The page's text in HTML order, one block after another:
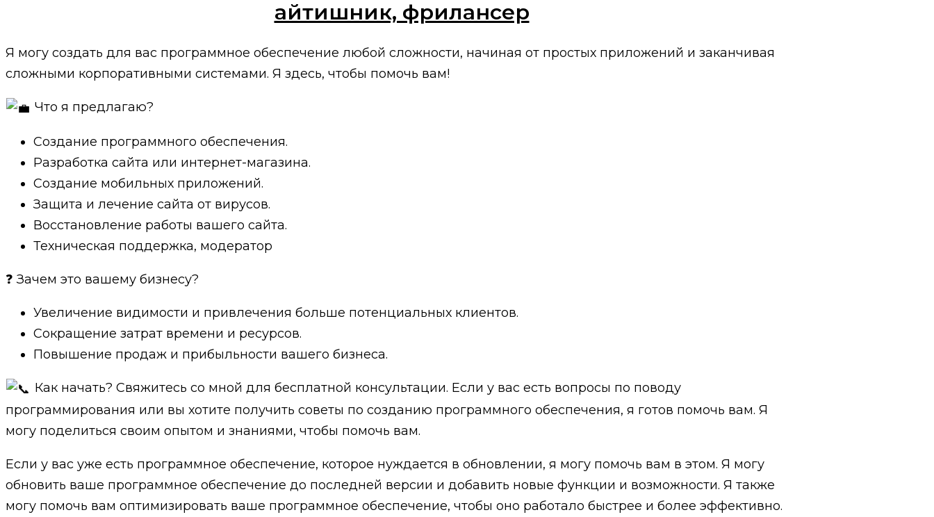
айтишник, фрилансер
Я могу создать для вас программное обеспечение любой сложности, начиная от простых приложений и заканчивая
сложными корпоративными системами. Я здесь, чтобы помочь вам!
Что я предлагаю?
Создание программного обеспечения.
Разработка сайта или интернет-магазина.
Создание мобильных приложений.
Защита и лечение сайта от вирусов.
Восстановление работы вашего сайта.
Техническая поддержка, модератор
❓ Зачем это вашему бизнесу?
Увеличение видимости и привлечения больше потенциальных клиентов.
Сокращение затрат времени и ресурсов.
Повышение продаж и прибыльности вашего бизнеса.
Как начать? Свяжитесь со мной для бесплатной консультации. Если у вас есть вопросы по поводу
программирования или вы хотите получить советы по созданию программного обеспечения, я готов помочь вам. Я
могу поделиться своим опытом и знаниями, чтобы помочь вам.
Если у вас уже есть программное обеспечение, которое нуждается в обновлении, я могу помочь вам в этом. Я могу
обновить ваше программное обеспечение до последней версии и добавить новые функции и возможности. Я также
могу помочь вам оптимизировать ваше программное обеспечение, чтобы оно работало быстрее и более эффективно.